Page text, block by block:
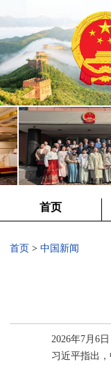
首页
首页 > 中国新闻
2026年7月6
习近平指出